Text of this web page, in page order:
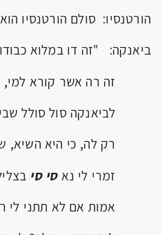
הורטנסיו: סולם הורטנסיו
ביאנקה: "זה דו במלוא
זה רה אשר קורא למי,
לביאנקה סול סולל
רק לה, כי היא השיא,
זמרי לי נאסי סי
אמות אם לא תתני לי